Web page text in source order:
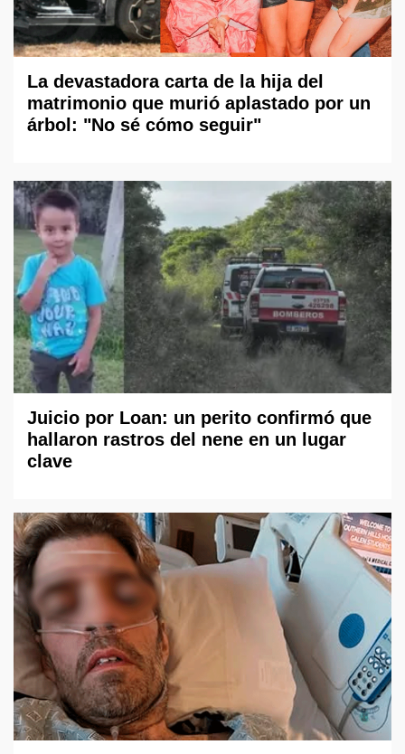
La devastadora carta de la hija del
matrimonio que murió aplastado por un
árbol: "No sé cómo seguir"
Juicio por Loan: un perito confirmó que
hallaron rastros del nene en un lugar
clave